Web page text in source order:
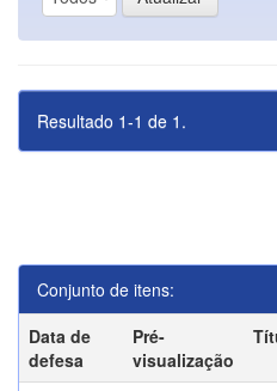
Resultado 1-1 de 1.
Conjunto de itens:
Data de
defesa
Pré-
visualização